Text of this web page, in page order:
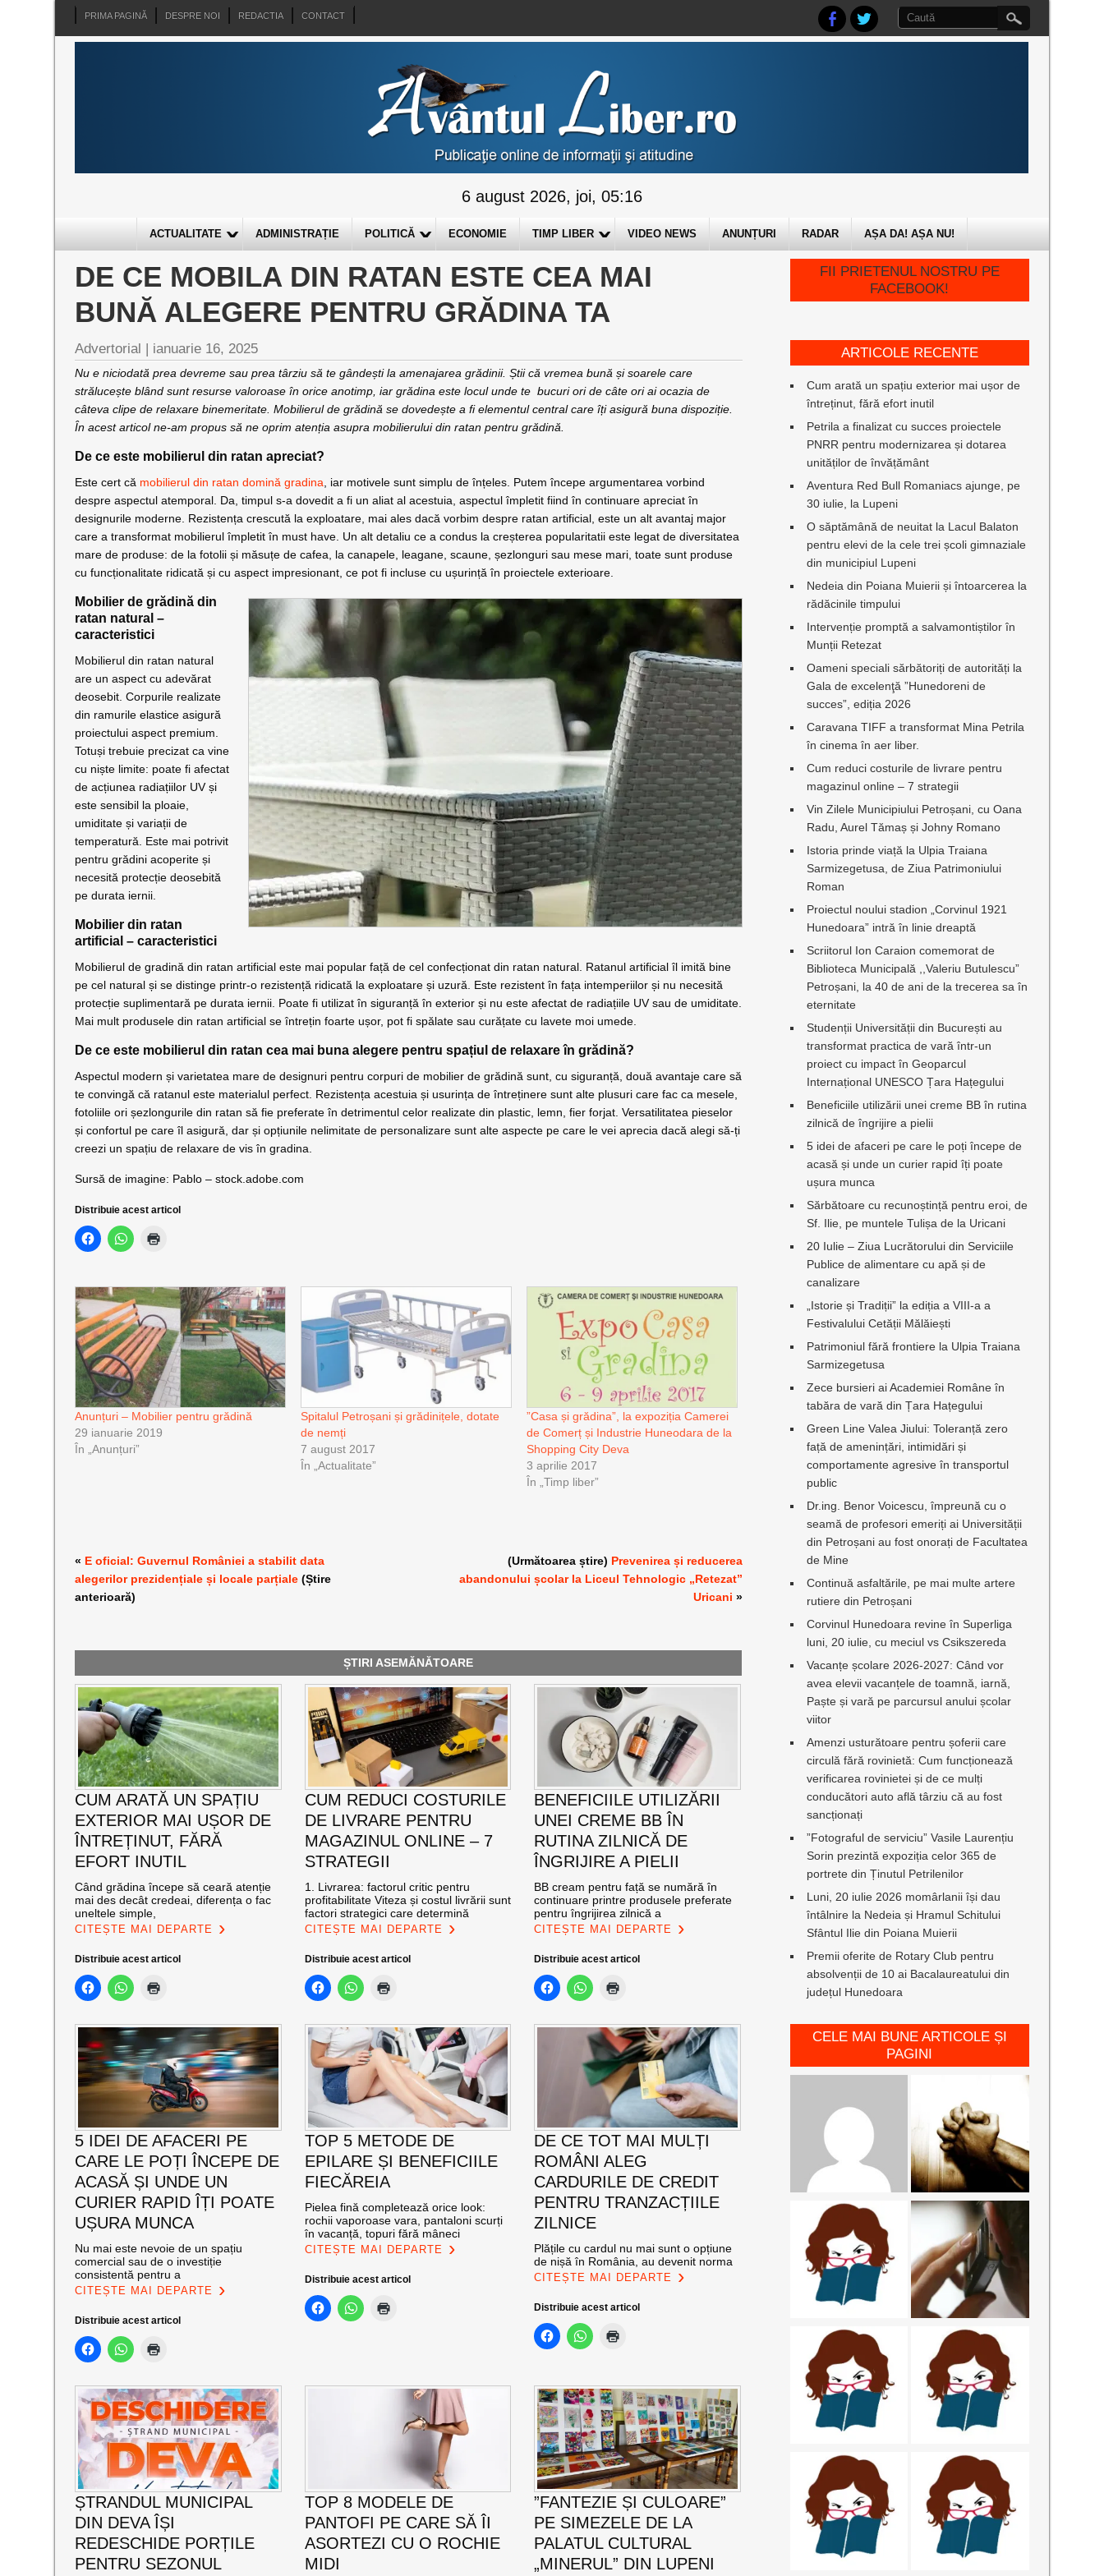
PRIMA PAGINĂ DESPRE NOI REDACTIA CONTACT
6 august 2026, joi, 05:16
ACTUALITATE ADMINISTRAȚIE POLITICĂ ECONOMIE TIMP LIBER VIDEO NEWS ANUNȚURI RADAR AȘA DA! AȘA NU!
DE CE MOBILA DIN RATAN ESTE CEA MAI
BUNĂ ALEGERE PENTRU GRĂDINA TA
Advertorial | ianuarie 16, 2025
Nu e niciodată prea devreme sau prea târziu să te gândești la amenajarea grădinii. Știi că vremea bună și soarele care
strălucește blând sunt resurse valoroase în orice anotimp, iar grădina este locul unde te bucuri ori de câte ori ai ocazia de
câteva clipe de relaxare binemeritate. Mobilierul de grădină se dovedește a fi elementul central care îți asigură buna dispoziție.
În acest articol ne-am propus să ne oprim atenția asupra mobilierului din ratan pentru grădină.
De ce este mobilierul din ratan apreciat?
Este cert că mobilierul din ratan domină gradina , iar motivele sunt simplu de înțeles. Putem începe argumentarea vorbind
despre aspectul atemporal. Da, timpul s-a dovedit a fi un aliat al acestuia, aspectul împletit fiind în continuare apreciat în
designurile moderne. Rezistența crescută la exploatare, mai ales dacă vorbim despre ratan artificial, este un alt avantaj major
care a transformat mobilierul împletit în must have. Un alt detaliu ce a condus la creșterea popularitatii este legat de diversitatea
mare de produse: de la fotolii și măsuțe de cafea, la canapele, leagane, scaune, șezlonguri sau mese mari, toate sunt produse
cu funcționalitate ridicată și cu aspect impresionant, ce pot fi incluse cu ușurință în proiectele exterioare.
Mobilier de grădină din
ratan natural –
caracteristici
Mobilierul din ratan natural
are un aspect cu adevărat
deosebit. Corpurile realizate
din ramurile elastice asigură
proiectului aspect premium.
Totuși trebuie precizat ca vine
cu niște limite: poate fi afectat
de acțiunea radiațiilor UV și
este sensibil la ploaie,
umiditate și variații de
temperatură. Este mai potrivit
pentru grădini acoperite și
necesită protecție deosebită
pe durata iernii.
Mobilier din ratan
artificial – caracteristici
Mobilierul de gradină din ratan artificial este mai popular față de cel confecționat din ratan natural. Ratanul artificial îl imită bine
pe cel natural și se distinge printr-o rezistență ridicată la exploatare și uzură. Este rezistent în fața intemperiilor și nu necesită
protecție suplimentară pe durata iernii. Poate fi utilizat în siguranță în exterior și nu este afectat de radiațiile UV sau de umiditate.
Mai mult produsele din ratan artificial se întrețin foarte ușor, pot fi spălate sau curățate cu lavete moi umede.
De ce este mobilierul din ratan cea mai buna alegere pentru spațiul de relaxare în grădină?
Aspectul modern și varietatea mare de designuri pentru corpuri de mobilier de grădină sunt, cu siguranță, două avantaje care să
te convingă că ratanul este materialul perfect. Rezistența acestuia și usurința de întreținere sunt alte plusuri care fac ca mesele,
fotoliile ori șezlongurile din ratan să fie preferate în detrimentul celor realizate din plastic, lemn, fier forjat. Versatilitatea pieselor
și confortul pe care îl asigură, dar și opțiunile nelimitate de personalizare sunt alte aspecte pe care le vei aprecia dacă alegi să-ți
creezi un spațiu de relaxare de vis în gradina.
Sursă de imagine: Pablo – stock.adobe.com
Distribuie acest articol
Anunțuri – Mobilier pentru grădină
29 ianuarie 2019
În „Anunțuri”
Spitalul Petroșani și grădinițele, dotate
de nemți
7 august 2017
În „Actualitate”
”Casa și grădina”, la expoziția Camerei
de Comerț și Industrie Huneodara de la
Shopping City Deva
3 aprilie 2017
În „Timp liber”
« E oficial: Guvernul României a stabilit data
alegerilor prezidențiale și locale parțiale (Știre
anterioară)
(Următoarea știre) Prevenirea și reducerea
abandonului școlar la Liceul Tehnologic „Retezat”
Uricani »
ȘTIRI ASEMĂNĂTOARE
CUM ARATĂ UN SPAȚIU
EXTERIOR MAI UȘOR DE
ÎNTREȚINUT, FĂRĂ
EFORT INUTIL
Când grădina începe să ceară atenție
mai des decât credeai, diferența o fac
uneltele simple,
CITEȘTE MAI DEPARTE
Distribuie acest articol
CUM REDUCI COSTURILE
DE LIVRARE PENTRU
MAGAZINUL ONLINE – 7
STRATEGII
1. Livrarea: factorul critic pentru
profitabilitate Viteza și costul livrării sunt
factori strategici care determină
CITEȘTE MAI DEPARTE
Distribuie acest articol
BENEFICIILE UTILIZĂRII
UNEI CREME BB ÎN
RUTINA ZILNICĂ DE
ÎNGRIJIRE A PIELII
BB cream pentru față se numără în
continuare printre produsele preferate
pentru îngrijirea zilnică a
CITEȘTE MAI DEPARTE
Distribuie acest articol
5 IDEI DE AFACERI PE
CARE LE POȚI ÎNCEPE DE
ACASĂ ȘI UNDE UN
CURIER RAPID ÎȚI POATE
UȘURA MUNCA
Nu mai este nevoie de un spațiu
comercial sau de o investiție
consistentă pentru a
CITEȘTE MAI DEPARTE
Distribuie acest articol
TOP 5 METODE DE
EPILARE ȘI BENEFICIILE
FIECĂREIA
Pielea fină completează orice look:
rochii vaporoase vara, pantaloni scurți
în vacanță, topuri fără mâneci
CITEȘTE MAI DEPARTE
Distribuie acest articol
DE CE TOT MAI MULȚI
ROMÂNI ALEG
CARDURILE DE CREDIT
PENTRU TRANZACȚIILE
ZILNICE
Plățile cu cardul nu mai sunt o opțiune
de nișă în România, au devenit norma
CITEȘTE MAI DEPARTE
Distribuie acest articol
ȘTRANDUL MUNICIPAL
DIN DEVA ÎȘI
REDESCHIDE PORȚILE
PENTRU SEZONUL
TOP 8 MODELE DE
PANTOFI PE CARE SĂ ÎI
ASORTEZI CU O ROCHIE
MIDI
”FANTEZIE ȘI CULOARE”
PE SIMEZELE DE LA
PALATUL CULTURAL
„MINERUL” DIN LUPENI
FII PRIETENUL NOSTRU PE
FACEBOOK!
ARTICOLE RECENTE
Cum arată un spațiu exterior mai ușor de
întreținut, fără efort inutil
Petrila a finalizat cu succes proiectele
PNRR pentru modernizarea și dotarea
unităților de învățământ
Aventura Red Bull Romaniacs ajunge, pe
30 iulie, la Lupeni
O săptămână de neuitat la Lacul Balaton
pentru elevi de la cele trei școli gimnaziale
din municipiul Lupeni
Nedeia din Poiana Muierii și întoarcerea la
rădăcinile timpului
Intervenție promptă a salvamontiștilor în
Munții Retezat
Oameni speciali sărbătoriți de autorități la
Gala de excelenţă ”Hunedoreni de
succes”, ediția 2026
Caravana TIFF a transformat Mina Petrila
în cinema în aer liber.
Cum reduci costurile de livrare pentru
magazinul online – 7 strategii
Vin Zilele Municipiului Petroșani, cu Oana
Radu, Aurel Tămaș și Johny Romano
Istoria prinde viață la Ulpia Traiana
Sarmizegetusa, de Ziua Patrimoniului
Roman
Proiectul noului stadion „Corvinul 1921
Hunedoara” intră în linie dreaptă
Scriitorul Ion Caraion comemorat de
Biblioteca Municipală ,,Valeriu Butulescu”
Petroșani, la 40 de ani de la trecerea sa în
eternitate
Studenții Universității din București au
transformat practica de vară într-un
proiect cu impact în Geoparcul
Internațional UNESCO Țara Hațegului
Beneficiile utilizării unei creme BB în rutina
zilnică de îngrijire a pielii
5 idei de afaceri pe care le poți începe de
acasă și unde un curier rapid îți poate
ușura munca
Sărbătoare cu recunoștință pentru eroi, de
Sf. Ilie, pe muntele Tulișa de la Uricani
20 Iulie – Ziua Lucrătorului din Serviciile
Publice de alimentare cu apă și de
canalizare
„Istorie și Tradiții” la ediția a VIII-a a
Festivalului Cetății Mălăiești
Patrimoniul fără frontiere la Ulpia Traiana
Sarmizegetusa
Zece bursieri ai Academiei Române în
tabăra de vară din Țara Hațegului
Green Line Valea Jiului: Toleranță zero
față de amenințări, intimidări și
comportamente agresive în transportul
public
Dr.ing. Benor Voicescu, împreună cu o
seamă de profesori emeriți ai Universității
din Petroșani au fost onorați de Facultatea
de Mine
Continuă asfaltările, pe mai multe artere
rutiere din Petroșani
Corvinul Hunedoara revine în Superliga
luni, 20 iulie, cu meciul vs Csikszereda
Vacanțe școlare 2026-2027: Când vor
avea elevii vacanțele de toamnă, iarnă,
Paște și vară pe parcursul anului școlar
viitor
Amenzi usturătoare pentru șoferii care
circulă fără rovinietă: Cum funcționează
verificarea rovinietei și de ce mulți
conducători auto află târziu că au fost
sancționați
”Fotograful de serviciu” Vasile Laurențiu
Sorin prezintă expoziția celor 365 de
portrete din Ținutul Petrilenilor
Luni, 20 iulie 2026 momârlanii își dau
întâlnire la Nedeia și Hramul Schitului
Sfântul Ilie din Poiana Muierii
Premii oferite de Rotary Club pentru
absolvenții de 10 ai Bacalaureatului din
județul Hunedoara
CELE MAI BUNE ARTICOLE ȘI
PAGINI